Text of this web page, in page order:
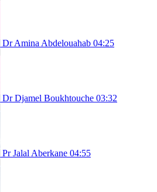
Dr Amina Abdelouahab 04:25
Dr Djamel Boukhtouche 03:32
Pr Jalal Aberkane 04:55